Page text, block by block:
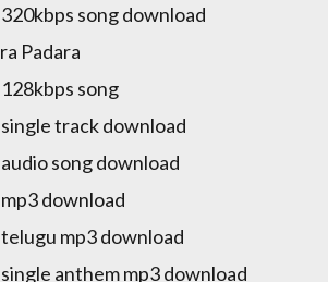
song download
Padara
song
track download
song download
download
mp3 download
anthem mp3 download